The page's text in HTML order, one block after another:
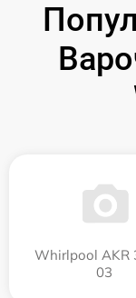
Whirlpool AKR
03